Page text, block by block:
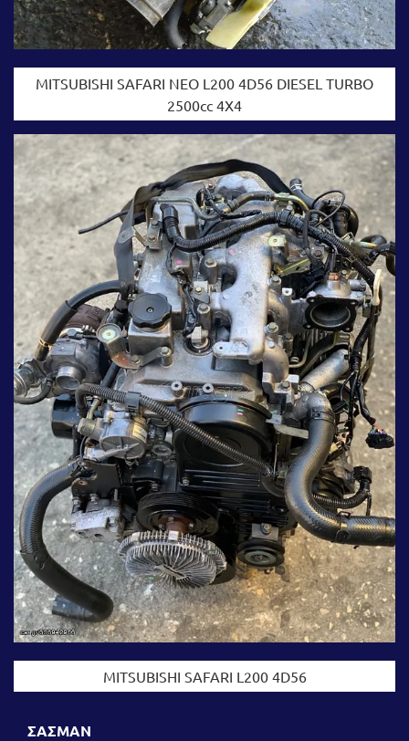
MITSUBISHI SAFARI NEO L200 4D56 DIESEL TURBO
2500cc 4X4
MITSUBISHI SAFARI L200 4D56
ΣΑΣΜΑΝ